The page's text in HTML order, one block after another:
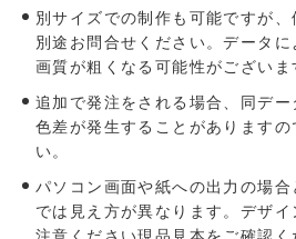
別サイズでの制作も可能ですが
別途お問合せください。データ
画質が粗くなる可能性がございま
追加で発注をされる場合、同デ
色差が発生することがありますの
い。
パソコン画面や紙への出力の場
では見え方が異なります。デザ